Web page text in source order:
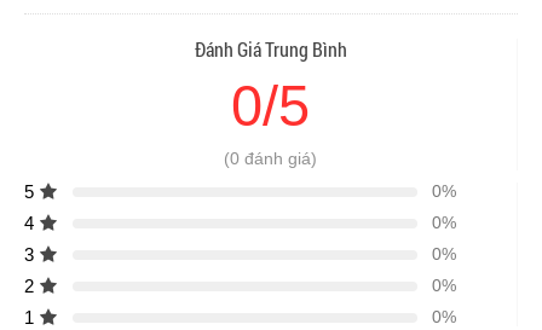
Đánh Giá Trung Bình
0/5
(0 đánh giá)
5 0%
4 0%
3 0%
2 0%
1 0%